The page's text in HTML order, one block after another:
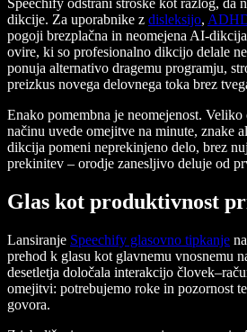
Speechify odstrani stroške kot razlog, da
dikcije. Za uporabnike z disleksijo,
pogoji brezplačna in neomejena AI-
ovire, ki so profesionalno dikcijo delale
ponuja alternativo dragemu programju,
preizkus novega delovnega toka brez
Enako pomembna je neomejenost.
načinu uvede omejitve na minute, znake
dikcija pomeni neprekinjeno delo, brez
prekinitev – orodje zanesljivo deluje od
Glas kot produktivnost
Lansiranje Speechify glasovno tipkanje
prehod k glasu kot glavnemu vnosnemu
desetletja določala interakcijo
omejitvi: potrebujemo roke in pozornost
govora.